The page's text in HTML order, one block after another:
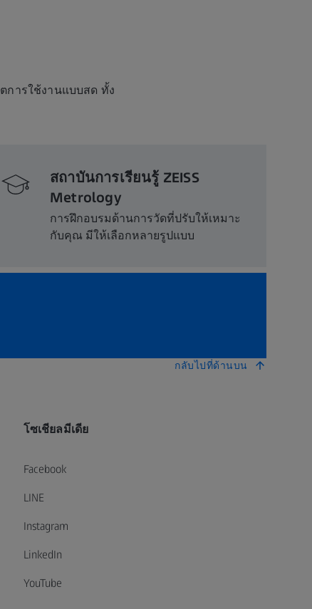
การใช้งานแบบสด ทั้ง
สถาบันการเรียนรู้ ZEISS
Metrology
การฝึกอบรมด้านการวัดที่ปรับให้เหมาะ
กับคุณ มีให้เลือกหลายรูปแบบ
กลับไปที่ด้านบน
โซเชียลมีเดีย
Facebook
LINE
Instagram
LinkedIn
YouTube